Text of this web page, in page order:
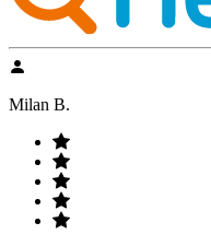
Milan B.